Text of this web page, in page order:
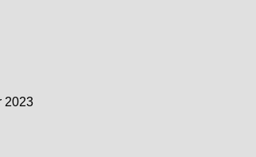
2023